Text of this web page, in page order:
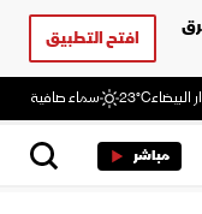
افتح التطبيق
البيضاء23°C سماء صافية
مباشر